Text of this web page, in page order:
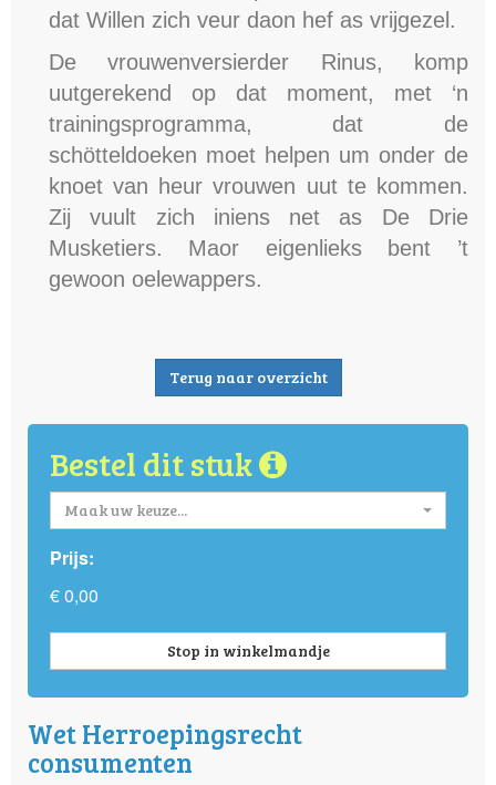
dat Willen zich veur daon hef as vrijgezel.
De vrouwenversierder Rinus, komp
uutgerekend op dat moment, met ‘n
trainingsprogramma, dat de
schötteldoeken moet helpen um onder de
knoet van heur vrouwen uut te kommen.
Zij vuult zich iniens net as De Drie
Musketiers. Maor eigenlieks bent ’t
gewoon oelewappers.
Terug naar overzicht
Bestel dit stuk
Maak uw keuze...
Prijs:
€ 0,00
Stop in winkelmandje
Wet Herroepingsrecht
consumenten